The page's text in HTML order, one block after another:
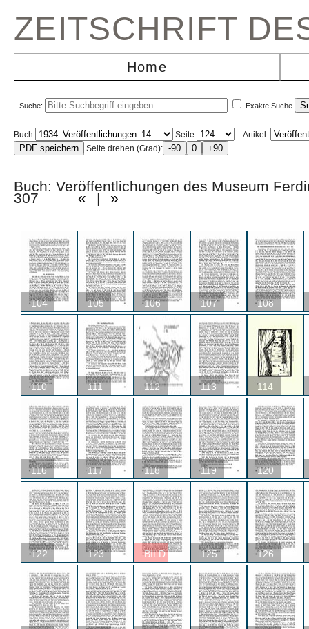
ZEITSCHRIFT
Home
Suche: Exakte Suche
Buch Seite
Artikel:
Seite drehen (Grad):
Buch: Veröffentlichungen des Museum
307 « | »
104 105 106 107 108
110 111 112 113 114
116 117 118 119 120
122 123 BILD 125 126